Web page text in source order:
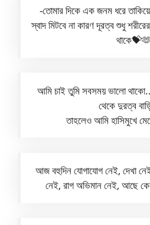
-তোমার দিকে এক জনম ধরে
স্বাদ মিটবে না কারণ দূরত্ব শুধু
আমি চাই তুমি সবসময় ভালো
থেকে দুরত্ব
তাহলেও আমি হাসিমুখে
আজ বহুদিন যোগাযোগ নেই, দেখা
নেই, রাগ অভিমান নেই,